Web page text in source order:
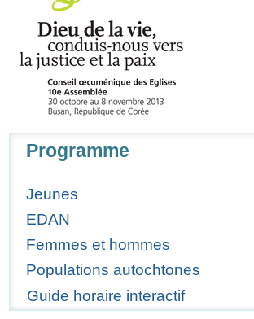
Programme
Jeunes
EDAN
Femmes et hommes
Populations autochtones
Guide horaire interactif